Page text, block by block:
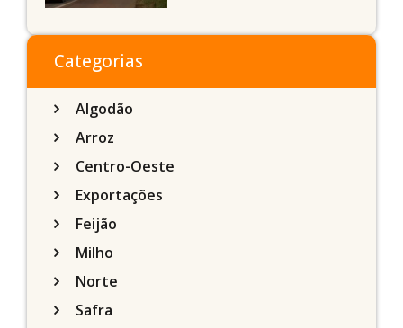
do Sul
Categorias
Algodão
Arroz
Centro-Oeste
Exportações
Feijão
Milho
Norte
Safra